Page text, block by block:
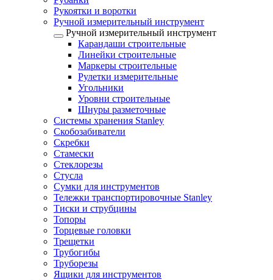
Рукоятки и воротки
Ручной измерительный инструмент
Ручной измерительный инструмент
Карандаши строительные
Линейки строительные
Маркеры строительные
Рулетки измерительные
Угольники
Уровни строительные
Шнуры разметочные
Системы хранения Stanley
Скобозабиватели
Скребки
Стамески
Стеклорезы
Стусла
Сумки для инструментов
Тележки транспортировочные Stanley
Тиски и струбцины
Топоры
Торцевые головки
Трещетки
Трубогибы
Труборезы
Ящики для инструментов